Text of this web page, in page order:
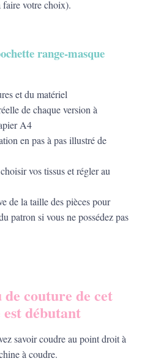
votre choix).
range-masque
et du matériel
de chaque version à
A4
en pas à pas illustré de
vos tissus et régler au
de la taille des pièces pour
patron si vous ne possédez pas
couture de cet
débutant
savoir coudre au point droit à
à coudre.